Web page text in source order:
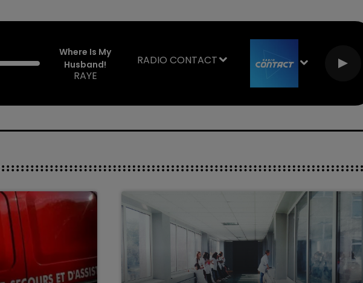
Where Is My
Husband!
RAYE
RADIO CONTACT